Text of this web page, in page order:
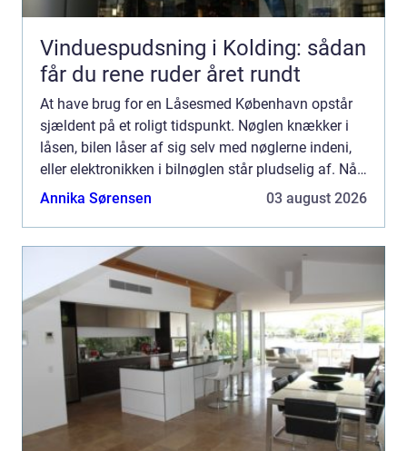
Vinduespudsning i Kolding: sådan
får du rene ruder året rundt
At have brug for en Låsesmed København opstår
sjældent på et roligt tidspunkt. Nøglen knækker i
låsen, bilen låser af sig selv med nøglerne indeni,
eller elektronikken i bilnøglen står pludselig af. Når
det sker, har du brug for hurtig, pålidelig og ...
Annika Sørensen 03 august 2026